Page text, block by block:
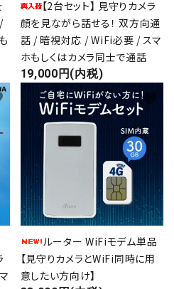
祝）
【2台セット】 見守りカメラ
顔を見ながら話せる！ 双方向通
話 / 暗視対応 / WiFi必要 / スマ
ホもしくはカメラ同士で通話
19,000円(内税)
ルーター WiFiモデム単品
【見守りカメラとWiFi同時に用
意したい方向け】
favorite